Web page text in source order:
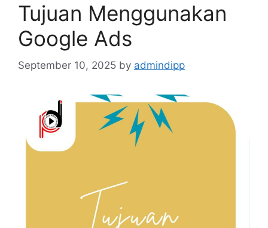
Tujuan Menggunakan
Google Ads
September 10, 2025 by admindipp